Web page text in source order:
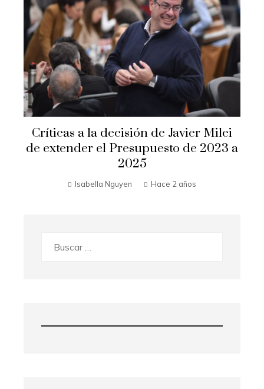
Críticas a la decisión de Javier Milei
de extender el Presupuesto de 2023 a
2025
Isabella Nguyen Hace 2 años